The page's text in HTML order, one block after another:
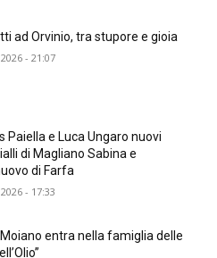
ad Orvinio, tra stupore e gioia
- 21:07
Paiella e Luca Ungaro nuovi
di Magliano Sabina e
di Farfa
- 17:33
entra nella famiglia delle